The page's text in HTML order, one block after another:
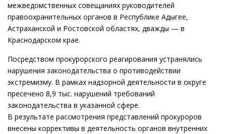
межведомственных совещаниях руководителей
правоохранительных органов в Республике Адыгее,
Астраханской и Ростовской областях, дважды — в
Краснодарском крае.
Посредством прокурорского реагирования устранялись
нарушения законодательства о противодействии
экстремизму. В рамках надзорной деятельности в округе
пресечено 8,9 тыс. нарушений требований
законодательства в указанной сфере.
В результате рассмотрения представлений прокуроров
внесены коррективы в деятельность органов внутренних